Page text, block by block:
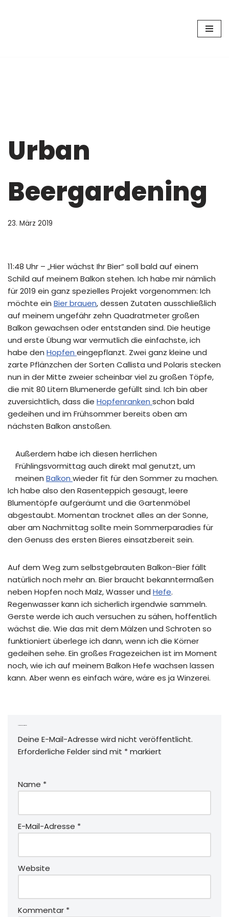
Urban
Beergardening
23. März 2019
11:48 Uhr – „Hier wächst Ihr Bier“ soll bald auf einem
Schild auf meinem Balkon stehen. Ich habe mir nämlich
für 2019 ein ganz spezielles Projekt vorgenommen: Ich
möchte ein Bier brauen, dessen Zutaten ausschließlich
auf meinem ungefähr zehn Quadratmeter großen
Balkon gewachsen oder entstanden sind. Die heutige
und erste Übung war vermutlich die einfachste, ich
habe den Hopfen eingepflanzt. Zwei ganz kleine und
zarte Pflänzchen der Sorten Callista und Polaris stecken
nun in der Mitte zweier scheinbar viel zu großen Töpfe,
die mit 80 Litern Blumenerde gefüllt sind. Ich bin aber
zuversichtlich, dass die Hopfenranken schon bald
gedeihen und im Frühsommer bereits oben am
nächsten Balkon anstoßen.
Außerdem habe ich diesen herrlichen
Frühlingsvormittag auch direkt mal genutzt, um
meinen Balkon wieder fit für den Sommer zu machen.
Ich habe also den Rasenteppich gesaugt, leere
Blumentöpfe aufgeräumt und die Gartenmöbel
abgestaubt. Momentan trocknet alles an der Sonne,
aber am Nachmittag sollte mein Sommerparadies für
den Genuss des ersten Bieres einsatzbereit sein.
Auf dem Weg zum selbstgebrauten Balkon-Bier fällt
natürlich noch mehr an. Bier braucht bekanntermaßen
neben Hopfen noch Malz, Wasser und Hefe.
Regenwasser kann ich sicherlich irgendwie sammeln.
Gerste werde ich auch versuchen zu sähen, hoffentlich
wächst die. Wie das mit dem Mälzen und Schroten so
funktioniert überlege ich dann, wenn ich die Körner
gedeihen sehe. Ein großes Fragezeichen ist im Moment
noch, wie ich auf meinem Balkon Hefe wachsen lassen
kann. Aber wenn es einfach wäre, wäre es ja Winzerei.
Deine E-Mail-Adresse wird nicht veröffentlicht.
Erforderliche Felder sind mit *markiert
Name *
E-Mail-Adresse *
Website
Kommentar *